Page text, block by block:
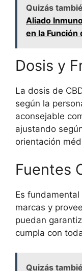
Quizás
Aliado
en la Función
Dosis y
La dosis de
según la
aconsejable
ajustando
orientación
Fuentes
Es
marcas y
puedan
cumpla con
Quizás